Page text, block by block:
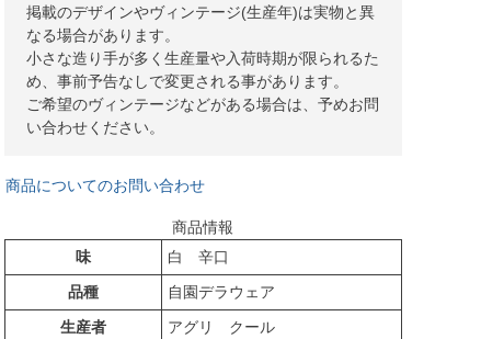
掲載のデザインやヴィンテージ(生産年)は実物と異
なる場合があります。
小さな造り手が多く生産量や入荷時期が限られるた
め、事前予告なしで変更される事があります。
ご希望のヴィンテージなどがある場合は、予めお問
い合わせください。
商品についてのお問い合わせ
商品情報
味
白 辛口
品種
自園デラウェア
生産者
アグリ クール